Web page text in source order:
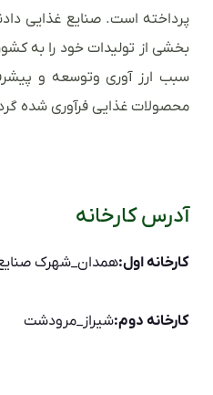
پرداخته است. صنایع غذایی
بخشی از تولیدات خود را به
سبب ارز آوری وتوسعه و
محصولات غذایی فرآوری شده
آدرس کارخانه
کارخانه اول:همدان_شهرک صنایع
کارخانه دوم:شیراز_مرودشت